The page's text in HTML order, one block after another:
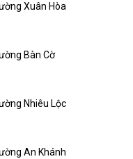
Xuân Hòa
Bàn Cờ
Nhiêu Lộc
An Khánh